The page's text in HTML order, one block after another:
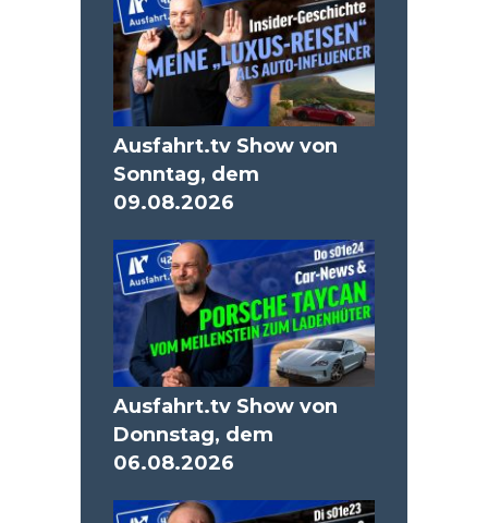
Ausfahrt.tv Show von
Sonntag, dem
09.08.2026
Ausfahrt.tv Show von
Donnstag, dem
06.08.2026